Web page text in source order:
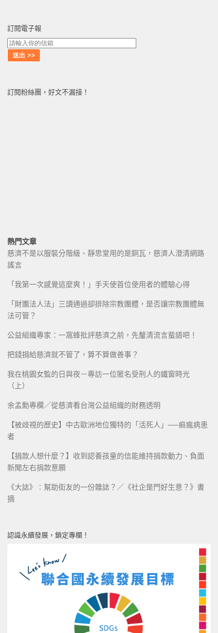
訂閱電子報
訂閱粉絲團，好文不漏接！
熱門文章
慈濟不是以服裝分階級、靜思堂用的是銅瓦，慈濟人澄清網路
謠言
「我第一次感覺這麼爽！」手天使首位使用者的體驗心得
「財團法人法」三讀通過卻排除宗教團體，是否讓宗教團體無
法可管？
公益組織專家：一窩蜂批評慈濟之前，先釐清流言蜚語吧！
把錢捐給慈濟就不管了，算不算做善事？
我在桃園女監的日與夜－專訪一位匿名受刑人的鐵窗時光
（上）
余孟勳專欄／從慈濟看台灣公益組織的財務透明
【被歧視的歷史】中古歐洲地位獨特的「活死人」──痲瘋病患
者
【捐款人想什麼？】收到認養孩童的信能維持捐款動力、負面
新聞左右捐款意願
《大誌》：幫助街友的一份雜誌？／《社企是門好生意？》書
摘
認識永續發展，鎖定專欄！